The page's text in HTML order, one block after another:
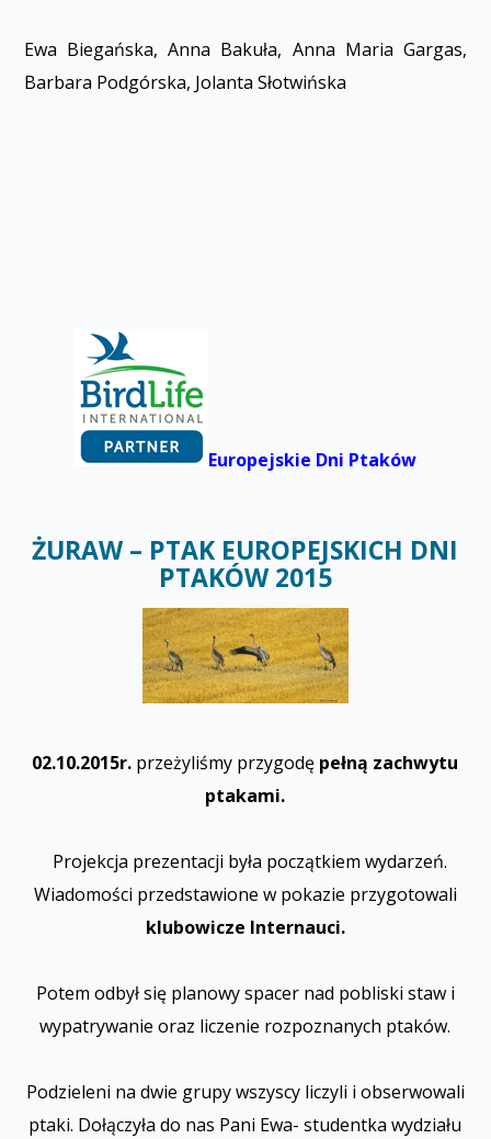
Ewa Biegańska, Anna Bakuła, Anna Maria Gargas,
Barbara Podgórska, Jolanta Słotwińska
Europejskie Dni Ptaków
ŻURAW – PTAK EUROPEJSKICH DNI
PTAKÓW 2015
02.10.2015r. przeżyliśmy przygodę pełną zachwytu
ptakami.
Projekcja prezentacji była początkiem wydarzeń.
Wiadomości przedstawione w pokazie przygotowali
klubowicze Internauci.
Potem odbył się planowy spacer nad pobliski staw i
wypatrywanie oraz liczenie rozpoznanych ptaków.
Podzieleni na dwie grupy wszyscy liczyli i obserwowali
ptaki. Dołączyła do nas Pani Ewa- studentka wydziału